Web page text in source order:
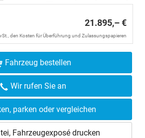
21.895,– €
den Kosten für Überführung und Zulassungspapieren
Fahrzeug bestellen
Wir rufen Sie an
parken oder vergleichen
Fahrzeugexposé drucken